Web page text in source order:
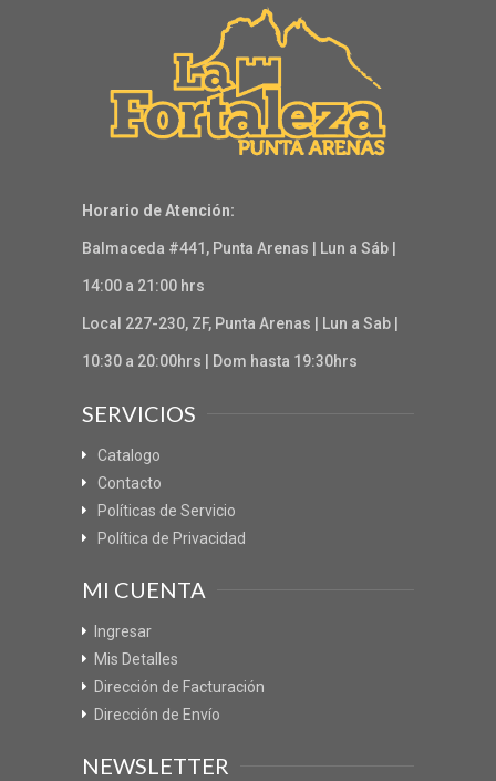
Horario de Atención:
Balmaceda #441, Punta Arenas | Lun a Sáb |
14:00 a 21:00 hrs
Local 227-230, ZF, Punta Arenas | Lun a Sab |
10:30 a 20:00hrs | Dom hasta 19:30hrs
SERVICIOS
Catalogo
Contacto
Políticas de Servicio
Política de Privacidad
MI CUENTA
Ingresar
Mis Detalles
Dirección de Facturación
Dirección de Envío
NEWSLETTER